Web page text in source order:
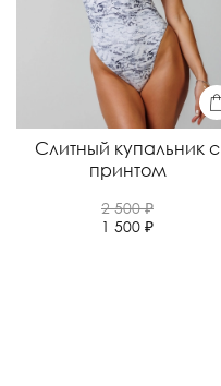
Слитный купальник с
принтом
2 500 ₽
1 500 ₽